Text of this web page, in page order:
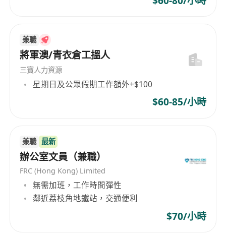
兼職
將軍澳/青衣倉工搵人
三寶人力資源
星期日及公眾假期工作額外+$100
$60-85/小時
兼職 最新
辦公室文員（兼職）
FRC (Hong Kong) Limited
無需加班，工作時間彈性
鄰近荔枝角地鐵站，交通便利
$70/小時